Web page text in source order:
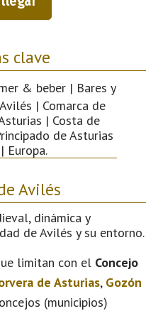
clave
& beber | Bares y
| Comarca de
| Costa de
de Asturias
Europa.
Avilés
dinámica y
de Avilés y su entorno.
limitan con el Concejo
de Asturias, Gozón
(municipios)